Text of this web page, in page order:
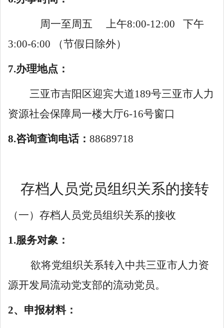
周一至周五 上午8:00-12:00 下午
3:00-6:00 （节假日除外）
7.办理地点：
三亚市吉阳区迎宾大道189号三亚市人力
资源社会保障局一楼大厅6-16号窗口
8.咨询查询电话： 88689718
存档人员党员组织关系的接转
（一）存档人员党员组织关系的接收
1.服务对象：
欲将党组织关系转入中共三亚市人力资
源开发局流动党支部的流动党员。
2、申报材料：